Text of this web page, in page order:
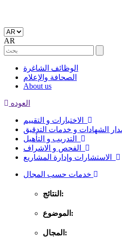
AR
الوظائف الشاغرة
الصحافة والإعلام
About us
العوده
النتائج:
الموضوع:
المجال: